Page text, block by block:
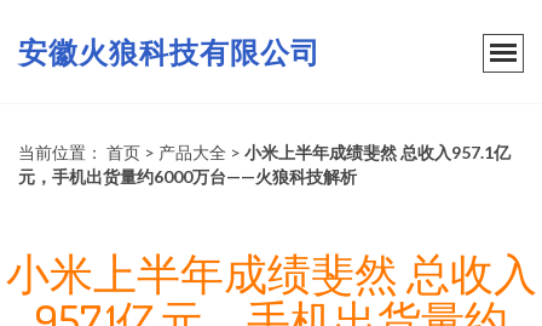
安徽火狼科技有限公司
当前位置： 首页 > 产品大全 > 小米上半年成绩斐然 总收入957.1亿
元，手机出货量约6000万台——火狼科技解析
小米上半年成绩斐然 总收入